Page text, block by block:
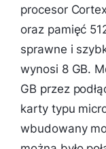
procesor
oraz pamięć
sprawne i
wynosi 8 GB.
GB przez
karty typu
wbudowany